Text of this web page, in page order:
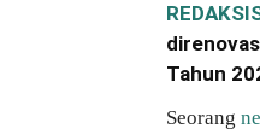
Tahun
Seorang